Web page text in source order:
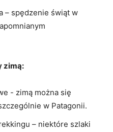
– spędzenie świąt w
zimą:
-⁤ zimą można‌ się
w Patagonii.
– niektóre szlaki